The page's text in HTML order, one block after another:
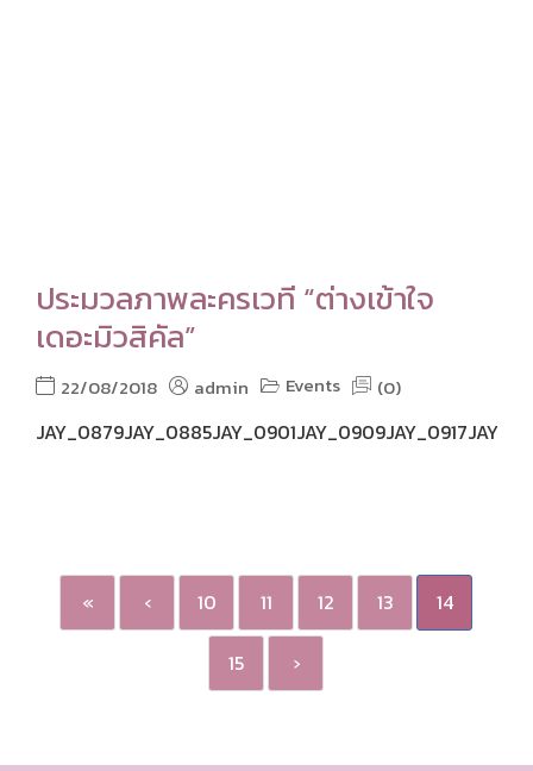
ประมวลภาพละครเวที “ต่างเข้าใจ
เดอะมิวสิคัล”
22/08/2018 admin Events (0)
« ‹ 10 11 12 13 14
15 ›